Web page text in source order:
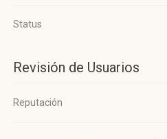
Status
Revisión de Usuarios
Reputación